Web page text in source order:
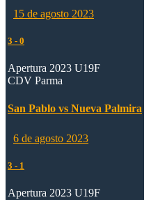
15 de agosto 2023
3 - 0
Apertura 2023 U19F
CDV Parma
San Pablo vs Nueva Palmira
6 de agosto 2023
3 - 1
Apertura 2023 U19F